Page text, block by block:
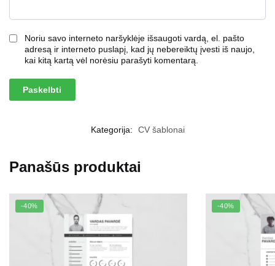
Noriu savo interneto naršyklėje išsaugoti vardą, el. pašto
adresą ir interneto puslapį, kad jų nebereiktų įvesti iš naujo,
kai kitą kartą vėl norėsiu parašyti komentarą.
Kategorija: CV šablonai
Panašūs produktai
-40% -40%